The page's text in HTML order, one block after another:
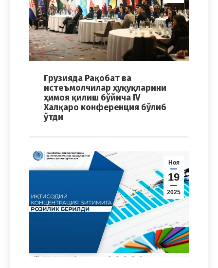
Грузияда Рақобат ва
истеъмолчилар ҳуқуқларини
ҳимоя қилиш бўйича IV
Халқаро конференция бўлиб
ўтди
Ноя
19
2025